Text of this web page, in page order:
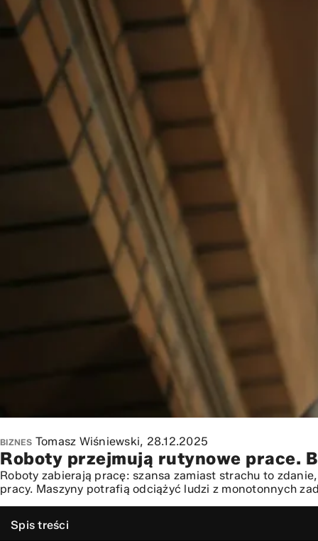
BIZNES Tomasz Wiśniewski, 28.12.2025
Roboty przejmują rutynowe prace.
Roboty zabierają pracę: szansa zamiast strachu to
pracy. Maszyny potrafią odciążyć ludzi z monotonnych
Spis treści